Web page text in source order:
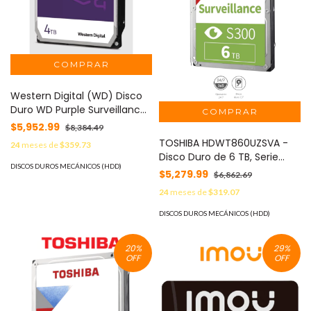
Western Digital (WD) Disco
Duro WD Purple Surveillance
/ 4TB / SATA 6Gb/s / 3.5" /
Tecnología AllFrame / 180TB
año Workload / Soporte 64
Cámaras HD / 16 Bays /
$5,952.99 $8,384.49
24meses de$359.73
DISCOS DUROS MECÁNICOS (HDD)
TOSHIBA HDWT860UZSVA -
Disco Duro de 6 TB, Serie
S300 especial para
videovigilancia, ideal para
trabajo 24/7, interfaz SATA
3.5", 5400 rpm, 128 MB, hasta
$5,279.99 $6,862.69
24meses de$319.07
DISCOS DUROS MECÁNICOS (HDD)
20%
OFF
29%
OFF